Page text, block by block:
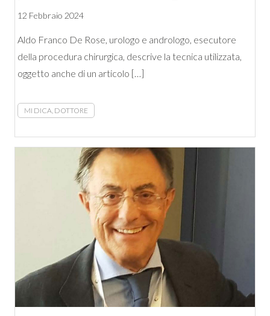
12 Febbraio 2024
Aldo Franco De Rose, urologo e andrologo, esecutore
della procedura chirurgica, descrive la tecnica utilizzata,
oggetto anche di un articolo […]
MI DICA, DOTTORE